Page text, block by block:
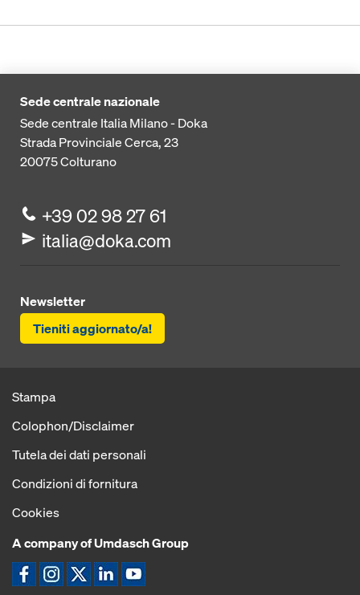
Sede centrale nazionale
Sede centrale Italia Milano - Doka
Strada Provinciale Cerca, 23
20075Colturano
+39 02 98 27 61
italia@doka.com
Newsletter
Tieniti aggiornato/a!
Stampa
Colophon/Disclaimer
Tutela dei dati personali
Condizioni di fornitura
Cookies
A company of Umdasch Group
Icona Facebook
Icona Instagram
Icona XIcona LinkedIn
Icona YouTube